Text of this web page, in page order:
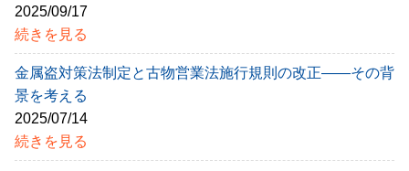
2025/09/17
続きを見る
金属盗対策法制定と古物営業法施行規則の改正――その背
景を考える
2025/07/14
続きを見る